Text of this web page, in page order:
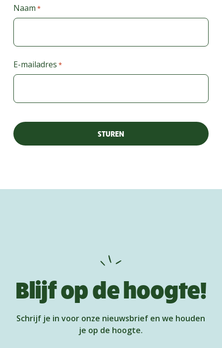
Naam *
E-mailadres *
Blijf op de hoogte!
Schrijf je in voor onze nieuwsbrief en we houden
je op de hoogte.